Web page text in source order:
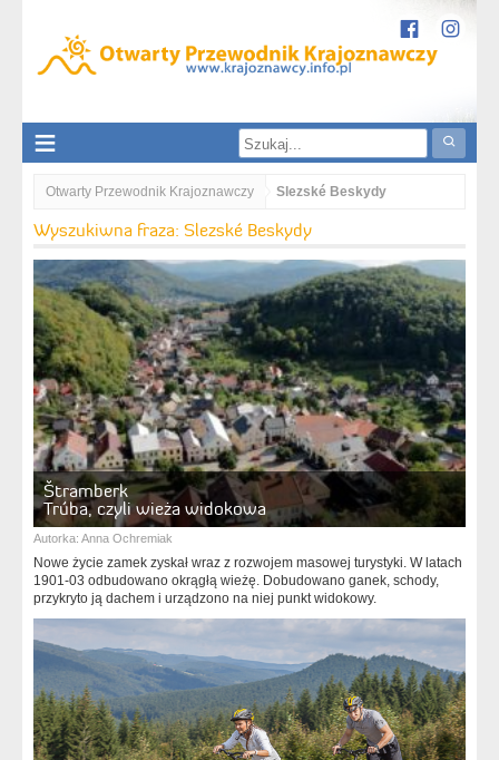
Otwarty Przewodnik Krajoznawczy Slezské Beskydy
Wyszukiwna fraza: Slezské Beskydy
Štramberk
Trúba, czyli wieża widokowa
Autorka: Anna Ochremiak
Nowe życie zamek zyskał wraz z rozwojem masowej turystyki. W latach
1901-03 odbudowano okrągłą wieżę. Dobudowano ganek, schody,
przykryto ją dachem i urządzono na niej punkt widokowy.